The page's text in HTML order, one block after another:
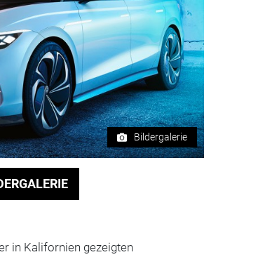
Bildergalerie
in Kalifornien gezeigten